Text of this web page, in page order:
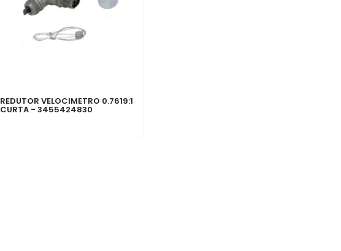
REDUTOR VELOCIMETRO 0.7619:1
CURTA - 3455424830